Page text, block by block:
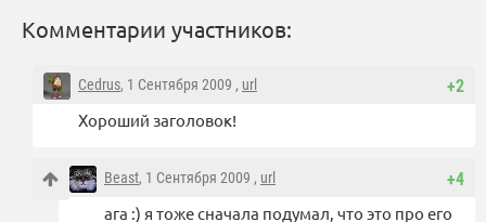
Комментарии участников:
+2
Cedrus, 1 Сентября 2009 , url
Хороший заголовок!
+4
Beast, 1 Сентября 2009 , url
ага :) я тоже сначала подумал, что это про его